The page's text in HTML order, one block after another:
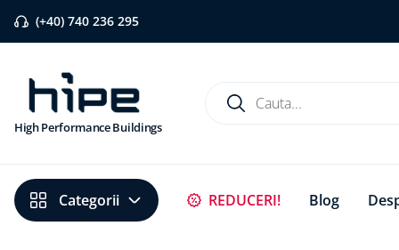
(+40) 740 236 295
High Performance Buildings
1.
banda etansare
REDUCERI! Blog